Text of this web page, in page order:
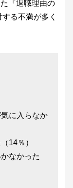
『退職理由の
る不満が多く
に入らなか
14％）
なかった